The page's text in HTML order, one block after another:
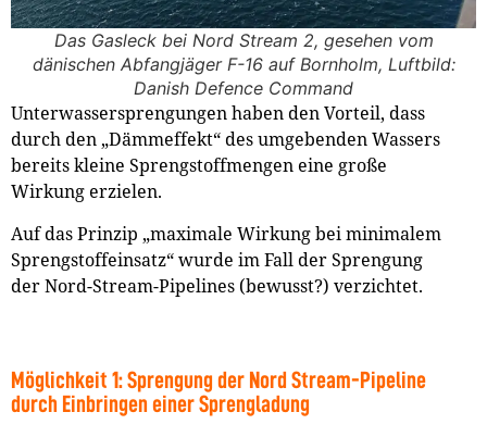
Das Gasleck bei Nord Stream 2, gesehen vom
dänischen Abfangjäger F-16 auf Bornholm, Luftbild:
Danish Defence Command
Unterwassersprengungen haben den Vorteil, dass
durch den „Dämmeffekt“ des umgebenden Wassers
bereits kleine Sprengstoffmengen eine große
Wirkung erzielen.
Auf das Prinzip „maximale Wirkung bei minimalem
Sprengstoffeinsatz“ wurde im Fall der Sprengung
der Nord-Stream-Pipelines (bewusst?) verzichtet.
Möglichkeit 1: Sprengung der Nord Stream-Pipeline
durch Einbringen einer Sprengladung